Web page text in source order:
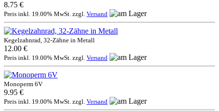
8.75 €
Preis inkl. 19.00% MwSt. zzgl. Versand
Kegelzahnrad, 32-Zähne in Metall
12.00 €
Preis inkl. 19.00% MwSt. zzgl. Versand
Monoperm 6V
9.95 €
Preis inkl. 19.00% MwSt. zzgl. Versand